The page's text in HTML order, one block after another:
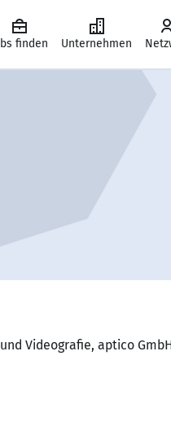
finden Unternehmen
Videografie, aptico